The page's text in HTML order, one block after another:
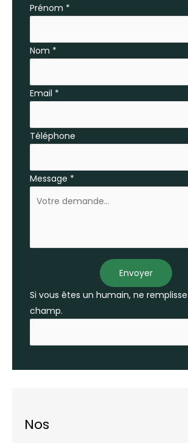
Formulaire
téléphone
Prénom *
Nom *
Email *
Téléphone
Message *
Envoyer
Si vous êtes un humain, ne
champ.
Nos